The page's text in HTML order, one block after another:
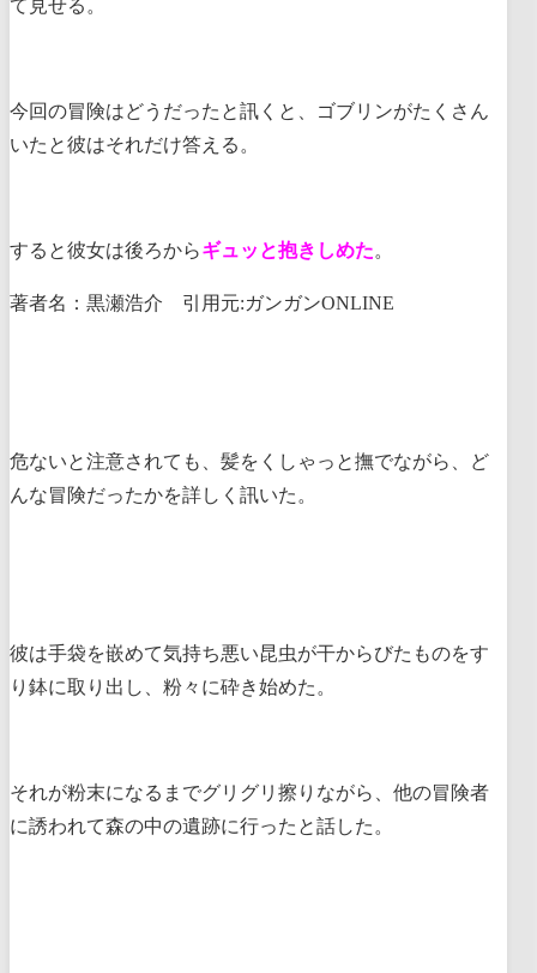
て見せる。
今回の冒険はどうだったと訊くと、ゴブリンがたくさん
いたと彼はそれだけ答える。
すると彼女は後ろからギュッと抱きしめた。
著者名：黒瀬浩介 引用元:ガンガンONLINE
危ないと注意されても、髪をくしゃっと撫でながら、ど
んな冒険だったかを詳しく訊いた。
彼は手袋を嵌めて気持ち悪い昆虫が干からびたものをす
り鉢に取り出し、粉々に砕き始めた。
それが粉末になるまでグリグリ擦りながら、他の冒険者
に誘われて森の中の遺跡に行ったと話した。